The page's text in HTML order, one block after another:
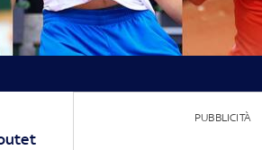
PUBBLICITÀ